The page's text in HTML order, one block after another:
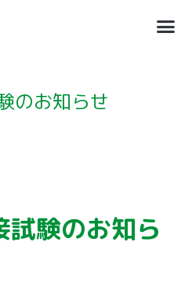
のお知らせ
験のお知ら